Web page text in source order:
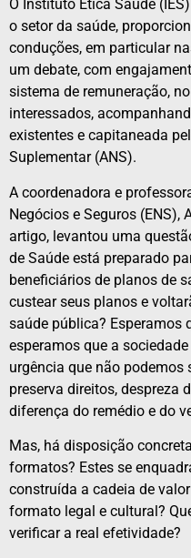
O Instituto Ética Saúde
o setor da saúde,
conduções, em particular
um debate, com
sistema de remuneração,
interessados,
existentes e capitaneada
Suplementar (ANS).
A coordenadora e
Negócios e Seguros (ENS),
artigo, levantou uma
de Saúde está preparado
beneficiários de planos de
custear seus planos e
saúde pública? Esperamos
esperamos que a
urgência que não podemos
preserva direitos, despreza
diferença do remédio e do
Mas, há disposição
formatos? Estes se
construída a cadeia de
formato legal e cultural?
verificar a real efetividade?